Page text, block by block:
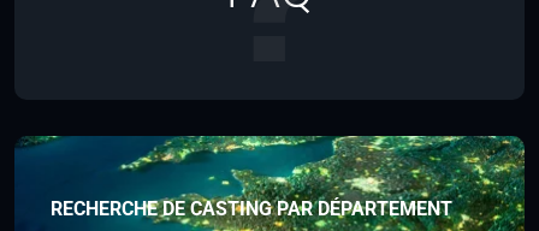
RECHERCHE DE CASTING PAR DÉPARTEMENT